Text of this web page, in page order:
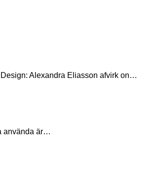
Alexandra Eliasson afvirk on…
använda är…